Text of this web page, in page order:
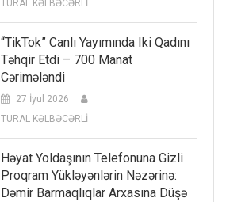
TURAL KƏLBƏCƏRLİ
“TikTok” Canlı Yayımında Iki Qadını
Təhqir Etdi – 700 Manat
Cərimələndi
27 İyul 2026
TURAL KƏLBƏCƏRLİ
Həyat Yoldaşının Telefonuna Gizli
Proqram Yükləyənlərin Nəzərinə:
Dəmir Barmaqlıqlar Arxasına Düşə